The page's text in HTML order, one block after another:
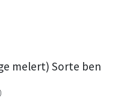
melert) Sorte ben